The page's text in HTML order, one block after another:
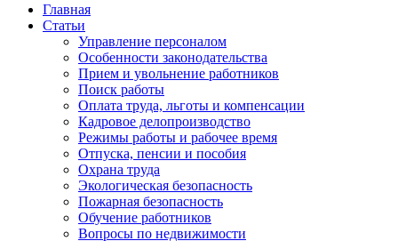
Главная
Статьи
Управление персоналом
Особенности законодательства
Прием и увольнение работников
Поиск работы
Оплата труда, льготы и компенсации
Кадровое делопроизводство
Режимы работы и рабочее время
Отпуска, пенсии и пособия
Охрана труда
Экологическая безопасность
Пожарная безопасность
Обучение работников
Вопросы по недвижимости